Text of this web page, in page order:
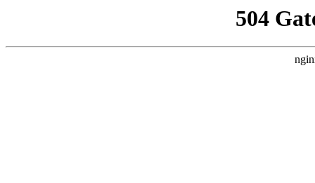
504